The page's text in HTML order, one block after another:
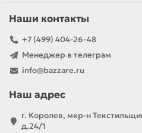
Наши контакты
+7 (499) 404-26-48
Менеджер в телеграм
info@bazzare.ru
Наш адрес
г. Королев, мкр-н
д.24/1